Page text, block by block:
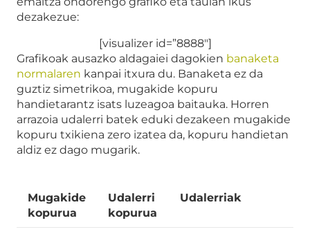
dezakezue:
[visualizer id=”8888″]
Grafikoak ausazko aldagaiei dagokien banaketa
normalaren kanpai itxura du. Banaketa ez da
guztiz simetrikoa, mugakide kopuru
handietarantz isats luzeagoa baitauka. Horren
arrazoia udalerri batek eduki dezakeen mugakide
kopuru txikiena zero izatea da, kopuru handietan
aldiz ez dago mugarik.
Mugakide
kopurua
Udalerri
kopurua
Udalerriak